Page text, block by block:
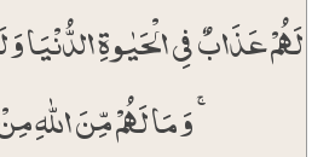
لَہُمۡ عَذَابٌ فِی الۡحَیٰوۃِ الدُّنۡیَا
وَ مَا لَہُمۡ مِّنَ اللّٰہِ مِنۡ